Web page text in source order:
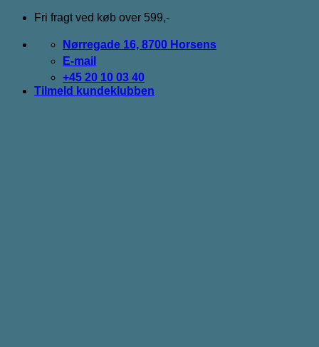
Fortsæt
indhold
Fri fragt ved køb over 599,-
Nørregade 16, 8700 Horsens
E-mail
+45 20 10 03 40
Tilmeld kundeklubben